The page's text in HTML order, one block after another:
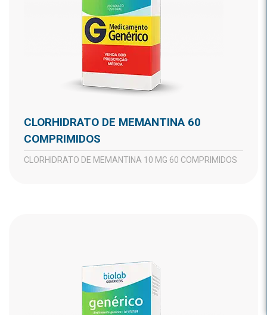
CLORHIDRATO DE MEMANTINA 60
COMPRIMIDOS
CLORHIDRATO DE MEMANTINA 10 MG 60 COMPRIMIDOS